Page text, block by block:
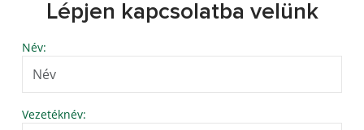
Lépjen kapcsolatba velünk
Név:
Vezetéknév: